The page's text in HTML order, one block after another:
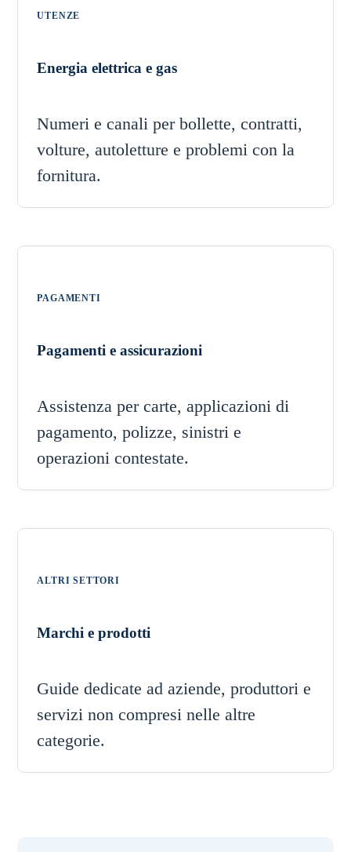
UTENZE
Energia elettrica e gas
Numeri e canali per bollette, contratti,
volture, autoletture e problemi con la
fornitura.
PAGAMENTI
Pagamenti e assicurazioni
Assistenza per carte, applicazioni di
pagamento, polizze, sinistri e
operazioni contestate.
ALTRI SETTORI
Marchi e prodotti
Guide dedicate ad aziende, produttori e
servizi non compresi nelle altre
categorie.